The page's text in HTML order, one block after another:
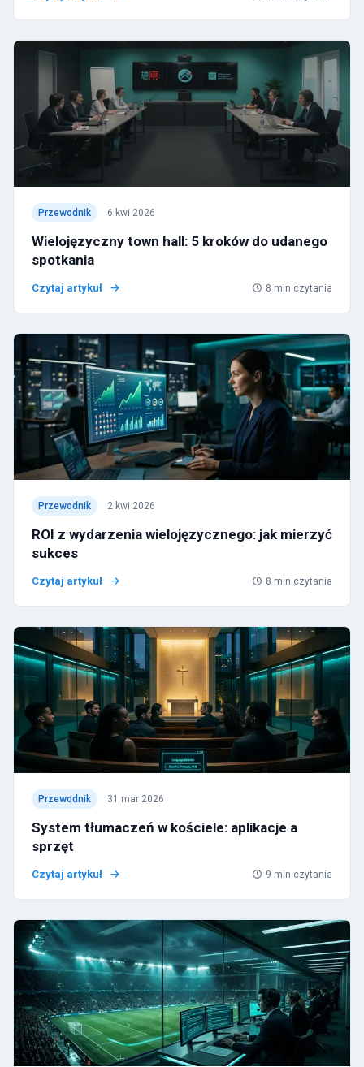
Przewodnik 6 kwi 2026
Wielojęzyczny town hall: 5 kroków do udanego
spotkania
Czytaj artykuł 8 min czytania
Przewodnik 2 kwi 2026
ROI z wydarzenia wielojęzycznego: jak mierzyć
sukces
Czytaj artykuł 8 min czytania
Przewodnik 31 mar 2026
System tłumaczeń w kościele: aplikacje a
sprzęt
Czytaj artykuł 9 min czytania